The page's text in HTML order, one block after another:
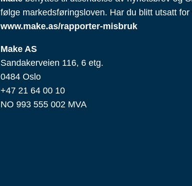
følge markedsføringsloven. Har du blitt utsatt
www.make.as/rapporter-misbruk
Make AS
Sandakerveien 116, 6 etg.
0484 Oslo
+47 21 64 00 10
NO 993 555 002 MVA